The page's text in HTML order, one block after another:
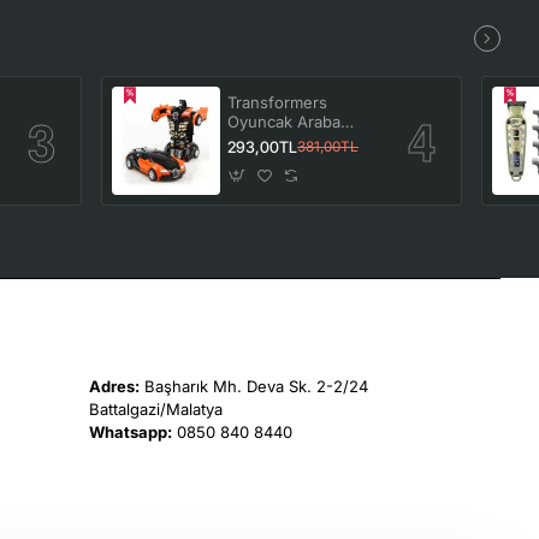
Transformers
Oyuncak Araba
Bumblebee Robota
Dönüşebilen
Turuncu
293,00TL381,00TL
Adres: Başharık Mh. Deva Sk. 2-2/24
Battalgazi/Malatya
Whatsapp: 0850 840 8440